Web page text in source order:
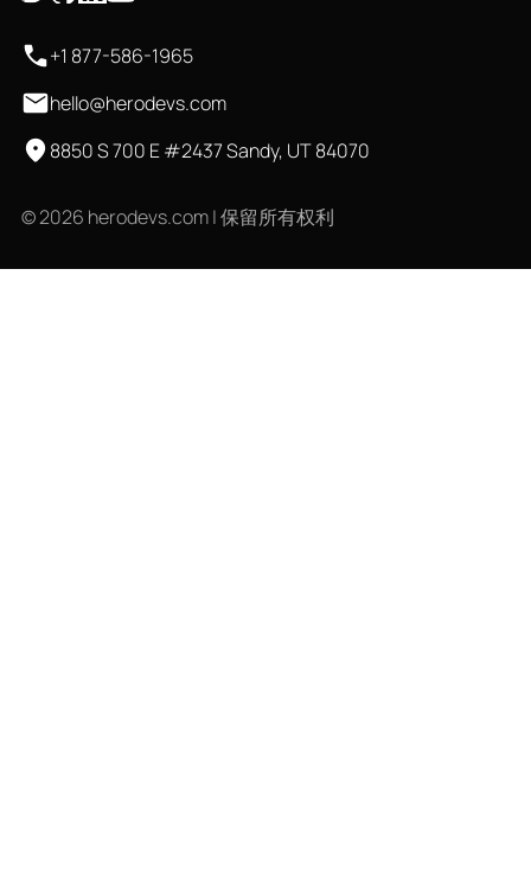
+1 877-586-1965
hello@herodevs.com
8850 S 700 E #2437 Sandy, UT 84070
© 2026 herodevs.com | 保留所有权利